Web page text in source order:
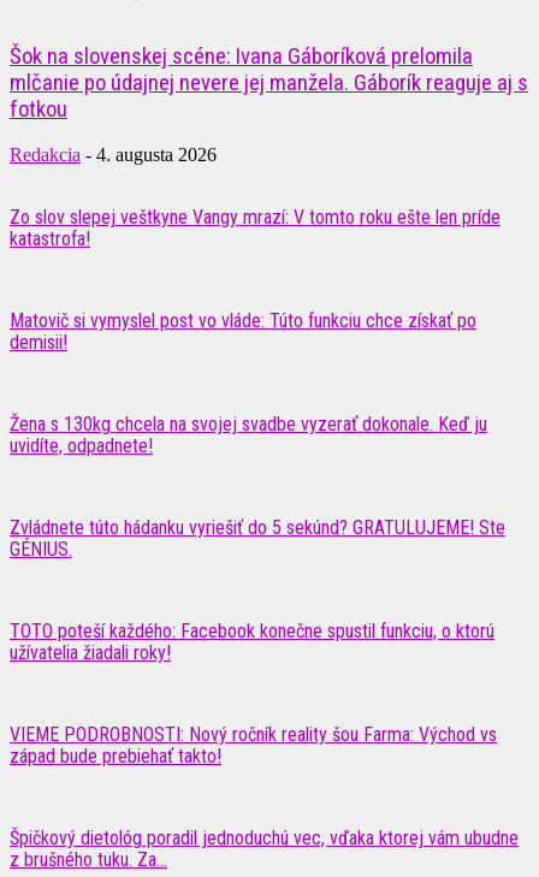
Šok na slovenskej scéne: Ivana Gáboríková prelomila
mlčanie po údajnej nevere jej manžela. Gáborík reaguje aj s
fotkou
Redakcia - 4. augusta 2026
Zo slov slepej veštkyne Vangy mrazí: V tomto roku ešte len príde
katastrofa!
Matovič si vymyslel post vo vláde: Túto funkciu chce získať po
demisii!
Žena s 130kg chcela na svojej svadbe vyzerať dokonale. Keď ju
uvidíte, odpadnete!
Zvládnete túto hádanku vyriešiť do 5 sekúnd? GRATULUJEME! Ste
GÉNIUS.
TOTO poteší každého: Facebook konečne spustil funkciu, o ktorú
užívatelia žiadali roky!
VIEME PODROBNOSTI: Nový ročník reality šou Farma: Východ vs
západ bude prebiehať takto!
Špičkový dietológ poradil jednoduchú vec, vďaka ktorej vám ubudne
z brušného tuku. Za...